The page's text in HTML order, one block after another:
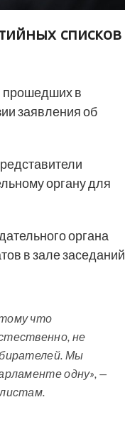
списков
прошедших в
заявления об
органу для
органа
в зале заседаний
что
не
Мы
одну», —